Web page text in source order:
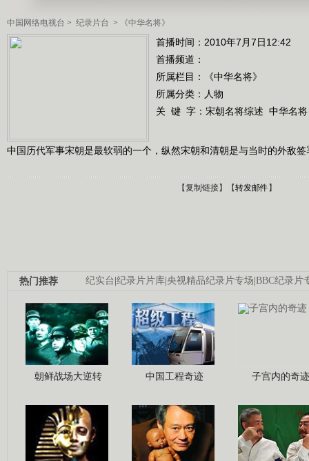
中国网络电视台 > 纪录片台 > 《中华名将》
首播时间：2010年7月7日12:42
首播频道：
所属栏目：
《中华名将》
所属分类：人物
关 键 字： 宋朝名将综述 中华名将
中国历代军事宋朝是最软弱的一个，纵然宋朝和清朝是与当时的外敌
【复制链接】【转发邮件】
纪实台|纪录片片库|央视精品纪录片专场|BBC纪录片
热门推荐
朝鲜战场大逆转 中国工程奇迹 子宫内的奇迹